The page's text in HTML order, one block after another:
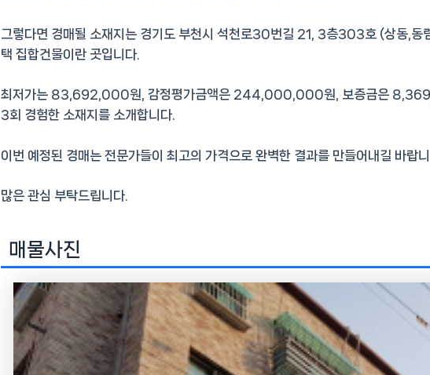
그렇다면 경매될 소재지는 경기도 부천시 석천로30번길 21, 3층303호 (상동,동
택 집합건물이란 곳입니다.
최저가는 83,692,000원, 감정평가금액은 244,000,000원, 보증금은
3회 경험한 소재지를 소개합니다.
이번 예정된 경매는 전문가들이 최고의 가격으로 완벽한 결과를 만들어내길 바랍니
많은 관심 부탁드립니다.
매물사진